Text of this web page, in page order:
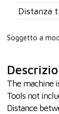
Distanza
Soggetto a
The machine
Tools not
Distance